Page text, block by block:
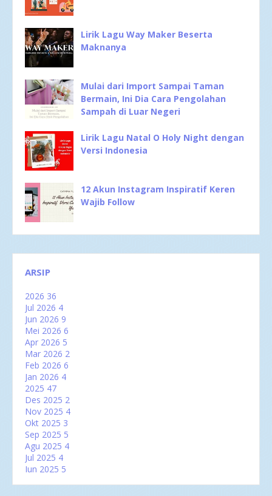
Lirik Lagu Way Maker Beserta
Maknanya
Mulai dari Import Sampai Taman
Bermain, Ini Dia Cara Pengolahan
Sampah di Luar Negeri
Lirik Lagu Natal O Holy Night dengan
Versi Indonesia
12 Akun Instagram Inspiratif Keren
Wajib Follow
ARSIP
2026 36
Jul 2026 4
Jun 2026 9
Mei 2026 6
Apr 2026 5
Mar 2026 2
Feb 2026 6
Jan 2026 4
2025 47
Des 2025 2
Nov 2025 4
Okt 2025 3
Sep 2025 5
Agu 2025 4
Jul 2025 4
Jun 2025 5